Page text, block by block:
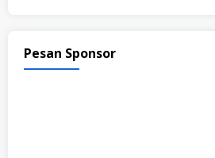
Pesan Sponsor